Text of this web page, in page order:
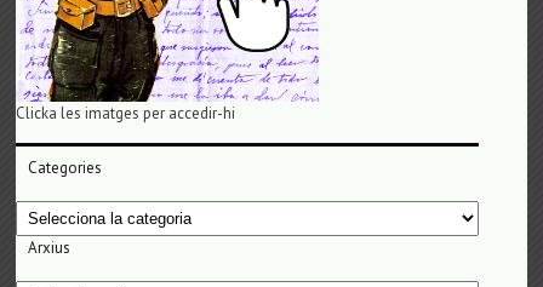
Clicka les imatges per accedir-hi
Categories
Categories
Arxius